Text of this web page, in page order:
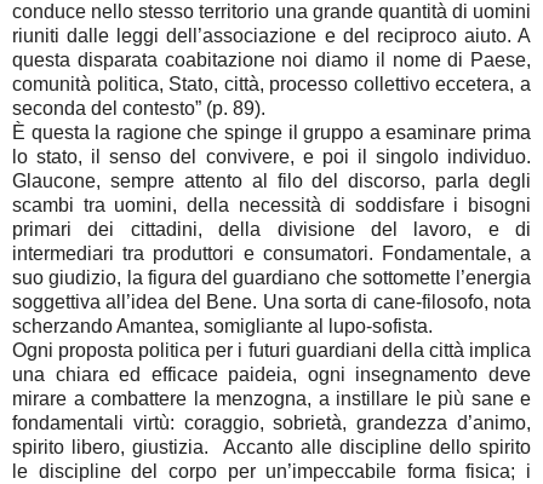
conduce nello stesso territorio una grande quantità di uomini
riuniti dalle leggi dell’associazione e del reciproco aiuto. A
questa disparata coabitazione noi diamo il nome di Paese,
comunità politica, Stato, città, processo collettivo eccetera, a
seconda del contesto” (p. 89).
È questa la ragione che spinge il gruppo a esaminare prima
lo stato, il senso del convivere, e poi il singolo individuo.
Glaucone, sempre attento al filo del discorso, parla degli
scambi tra uomini, della necessità di soddisfare i bisogni
primari dei cittadini, della divisione del lavoro, e di
intermediari tra produttori e consumatori. Fondamentale, a
suo giudizio, la figura del guardiano che sottomette l’energia
soggettiva all’idea del Bene. Una sorta di cane-filosofo, nota
scherzando Amantea, somigliante al lupo-sofista.
Ogni proposta politica per i futuri guardiani della città implica
una chiara ed efficace paideia, ogni insegnamento deve
mirare a combattere la menzogna, a instillare le più sane e
fondamentali virtù: coraggio, sobrietà, grandezza d’animo,
spirito libero, giustizia. Accanto alle discipline dello spirito
le discipline del corpo per un’impeccabile forma fisica; i